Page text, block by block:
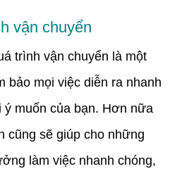
vận chuyển
trình vận chuyển là một
bảo mọi việc diễn ra nhanh
muốn của bạn. Hơn nữa
cũng sẽ giúp cho những
làm việc nhanh chóng,